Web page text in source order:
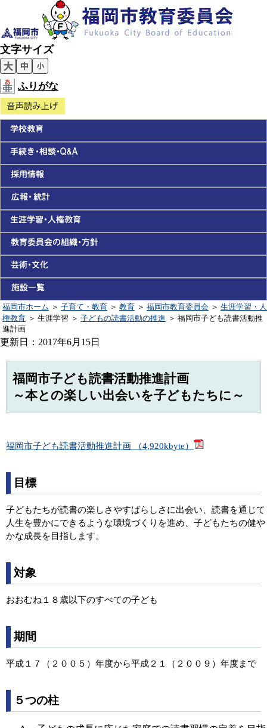
文字サイズ
ふりがな
福岡市ホーム ＞ 子育て・教育 ＞ 教育 ＞ 福岡市教育委員会 ＞ 生涯学習・人
権教育 ＞ 生涯学習 ＞ 子どもの読書活動の推進 ＞ 福岡市子ども読書活動推
進計画
更新日：2017年6月15日
福岡市子ども読書活動推進計画
～本との楽しい出会いを子どもたちに～
福岡市子ども読書活動推進計画 （4,920kbyte）
目標
子どもたちが読書の楽しさやすばらしさに出会い、読書を通じて
人生を豊かにできるような環境づくりを進め、子どもたちの健や
かな成長を目指します。
対象
おおむね１８歳以下のすべての子ども
期間
平成１７（２００５）年度から平成２１（２００９）年度まで
５つの柱